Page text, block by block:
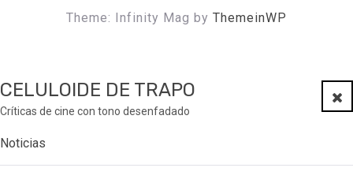
Theme: Infinity Mag by ThemeinWP
CELULOIDE DE TRAPO
Críticas de cine con tono desenfadado
Noticias